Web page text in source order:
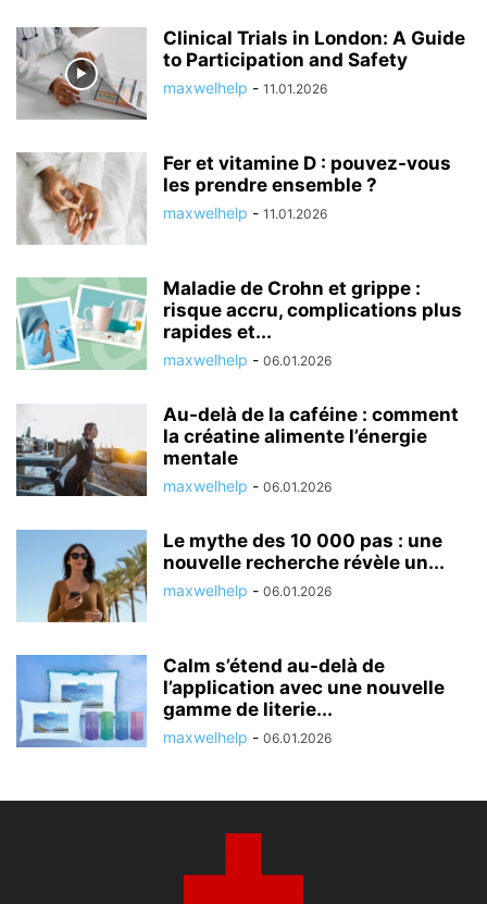
Clinical Trials in London: A Guide
to Participation and Safety
maxwelhelp - 11.01.2026
Fer et vitamine D : pouvez-vous
les prendre ensemble ?
maxwelhelp - 11.01.2026
Maladie de Crohn et grippe :
risque accru, complications plus
rapides et...
maxwelhelp - 06.01.2026
Au-delà de la caféine : comment
la créatine alimente l’énergie
mentale
maxwelhelp - 06.01.2026
Le mythe des 10 000 pas : une
nouvelle recherche révèle un...
maxwelhelp - 06.01.2026
Calm s’étend au-delà de
l’application avec une nouvelle
gamme de literie...
maxwelhelp - 06.01.2026